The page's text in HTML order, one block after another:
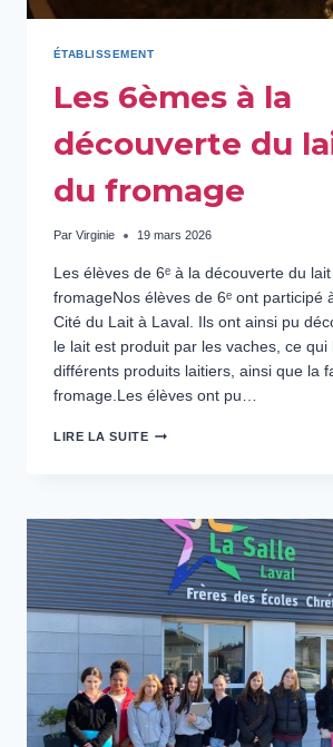
ÉTABLISSEMENT
Les 6èmes à la
découverte du
du fromage
Par Virginie 19 mars 2026
Les élèves de 6ᵉ à la découverte du
fromageNos élèves de 6ᵉ ont participé
Cité du Lait à Laval. Ils ont ainsi pu
le lait est produit par les vaches, ce qui
différents produits laitiers, ainsi que la
fromage.Les élèves ont pu…
LIRE LA SUITELES
DU
LAIT
ET
DU
FROMAGE